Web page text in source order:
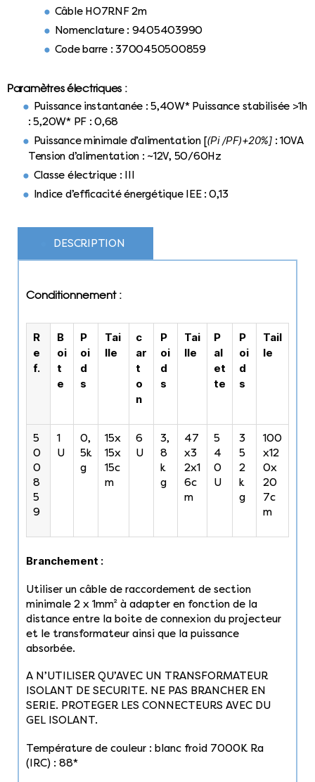
Câble HO7RNF 2m
Nomenclature : 9405403990
Code barre : 3700450500859
Paramètres électriques :
Puissance instantanée : 5,40W* Puissance stabilisée >1h
: 5,20W* PF : 0,68
Puissance minimale d’alimentation [(Pi /PF)+20%] : 10VA
Tension d’alimentation : ~12V, 50/60Hz
Classe électrique : III
Indice d’efficacité énergétique IEE : 0,13
DESCRIPTION
Conditionnement :
R
e
f.
B
oi
t
e
P
oi
d
s
Tai
lle
c
ar
t
o
n
P
oi
d
s
Tai
lle
P
al
et
te
P
oi
d
s
Tail
le
5
0
0
8
5
9
1
U
0,
5k
g
15x
15x
15c
m
6
U
3,
8
k
g
47
x3
2x1
6c
m
5
4
0
U
3
5
2
k
g
100
x12
0x
20
7c
m
Branchement :
Utiliser un câble de raccordement de section
minimale 2 x 1mm² à adapter en fonction de la
distance entre la boite de connexion du projecteur
et le transformateur ainsi que la puissance
absorbée.
A N’UTILISER QU’AVEC UN TRANSFORMATEUR
ISOLANT DE SECURITE. NE PAS BRANCHER EN
SERIE. PROTEGER LES CONNECTEURS AVEC DU
GEL ISOLANT.
Température de couleur : blanc froid 7000K Ra
(IRC) : 88*